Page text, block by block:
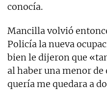
conocía.
Mancilla volvió
Policía la nueva
bien le dijeron que
al haber una menor de
quería me quedara a